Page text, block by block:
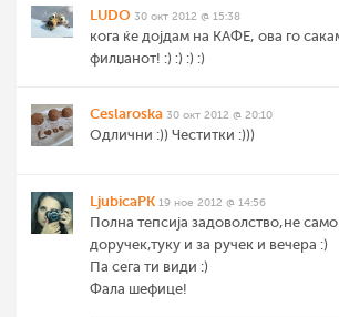
LUDO 30 окт 2012 @ 15:38
кога ќе дојдам на КАФЕ, ова го
филџанот! :) :) :) :)
Ceslaroska 30 окт 2012 @ 20:10
Одлични :)) Честитки :)))
LjubicaPK 19 ное 2012 @ 14:56
Полна тепсија задоволство,не само
доручек,туку и за ручек и вечера :)
Па сега ти види :)
Фала шефице!